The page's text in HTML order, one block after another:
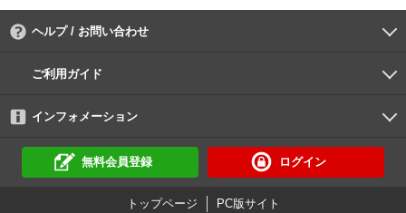
ヘルプ / お問い合わせ
よくあるご質問
ご利用環境
お支払い方法
パスワードの再設定
サポートセンター
ご利用ガイド
初めての方へ
会員登録の手順
作品購入の手順
動画再生の手順
検索のヒント
DUGA Player
インフォメーション
DUGAからのお知らせ
デュガの歴史とあゆみ
利用規約
個人情報保護方針
特定商取引法に基づく表示
資金決済法に基づく表示
倫理基準
サイトマップ無料会員登録 ログイン
トップページ PC版サイト